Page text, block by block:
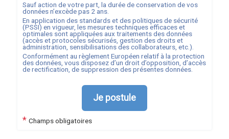
Sauf action de votre part, la durée de conservation de vos
données n’excède pas 2 ans.
En application des standards et des politiques de sécurité
(PSSI) en vigueur, les mesures techniques efficaces et
optimales sont appliquées aux traitements des données
(accès et protocoles sécurisés, gestion des droits et
administration, sensibilisations des collaborateurs, etc.).
Conformément au règlement Européen relatif à la protection
des données, vous disposez d’un droit d’opposition, d’accès
de rectification, de suppression des présentes données.
Je postule
* Champs obligatoires